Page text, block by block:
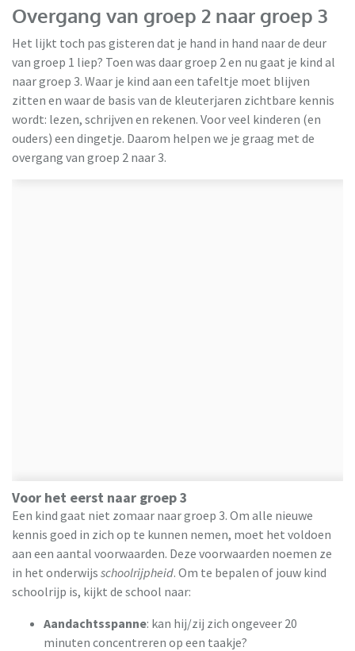
Overgang van groep 2 naar groep 3
Het lijkt toch pas gisteren dat je hand in hand naar de deur
van groep 1 liep? Toen was daar groep 2 en nu gaat je kind al
naar groep 3. Waar je kind aan een tafeltje moet blijven
zitten en waar de basis van de kleuterjaren zichtbare kennis
wordt: lezen, schrijven en rekenen. Voor veel kinderen (en
ouders) een dingetje. Daarom helpen we je graag met de
overgang van groep 2 naar 3.
Voor het eerst naar groep 3
Een kind gaat niet zomaar naar groep 3. Om alle nieuwe
kennis goed in zich op te kunnen nemen, moet het voldoen
aan een aantal voorwaarden. Deze voorwaarden noemen ze
in het onderwijs ​ schoolrijpheid. Om te bepalen of jouw kind
schoolrijp is, kijkt de school naar:
Aandachtsspanne​: kan hij/zij zich ongeveer 20
minuten concentreren op een taakje?